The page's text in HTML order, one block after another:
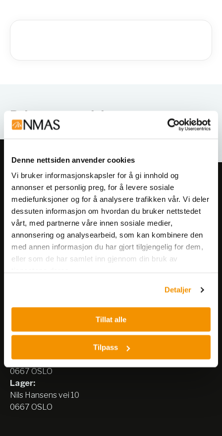
Denne nettsiden anvender cookies
Vi bruker informasjonskapsler for å gi innhold og
annonser et personlig preg, for å levere sosiale
mediefunksjoner og for å analysere trafikken vår. Vi deler
dessuten informasjon om hvordan du bruker nettstedet
vårt, med partnerne våre innen sosiale medier,
annonsering og analysearbeid, som kan kombinere den
med annen informasjon du har gjort tilgjengelig for dem,
eller som de har samlet inn gjennom din bruk av
Detaljer
Tillat alle
Tilpass
Relaterte produkter
Meld deg på vårt nyhetsbrev!
Få informasjon om produkter,
arrangementer og kampanjer.
Meld på nyhetsbrev
Nils Hansens vei 8
0667 OSLO
Lager:
Nils Hansens vei 10
0667 OSLO